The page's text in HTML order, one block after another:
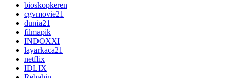
bioskopkeren
cgvmovie21
dunia21
filmapik
INDOXXI
layarkaca21
netflix
IDLIX